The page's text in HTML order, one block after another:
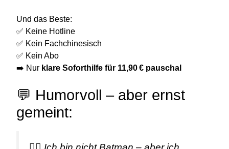
Und das Beste:
✅ Keine Hotline
✅ Kein Fachchinesisch
✅ Kein Abo
➡️ Nur klare Soforthilfe für 11,90 € pauschal
💬 Humorvoll – aber ernst
gemeint: